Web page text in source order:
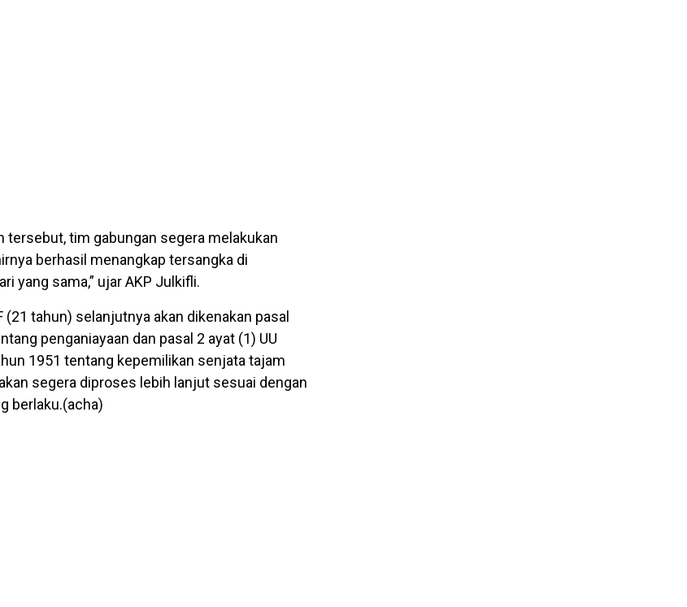
tersebut, tim gabungan segera melakukan
berhasil menangkap tersangka di
yang sama,” ujar AKP Julkifli.
(21 tahun) selanjutnya akan dikenakan pasal
penganiayaan dan pasal 2 ayat (1) UU
1951 tentang kepemilikan senjata tajam
segera diproses lebih lanjut sesuai dengan
berlaku.(acha)